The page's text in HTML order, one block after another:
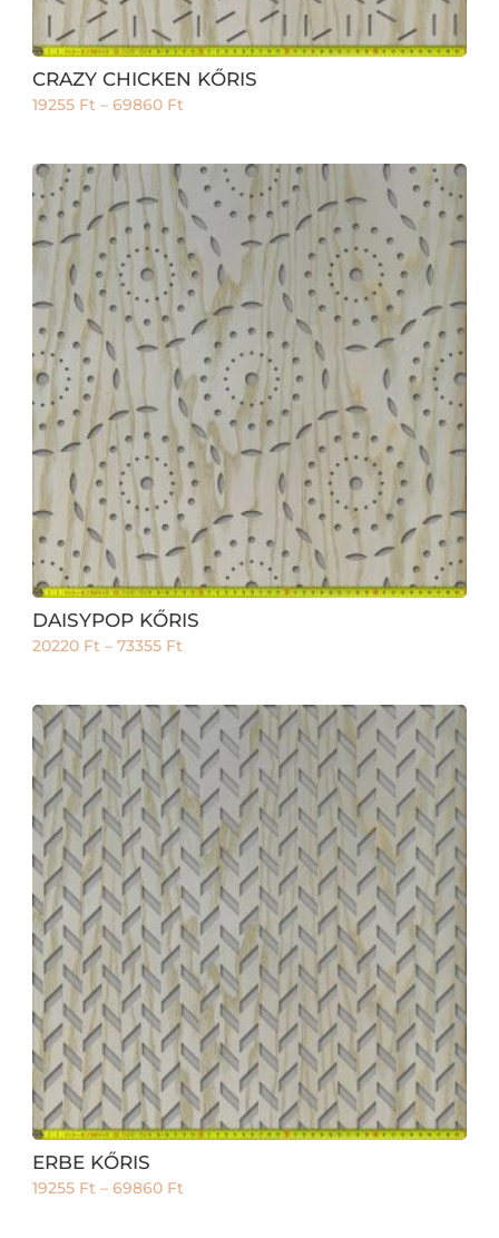
CRAZY CHICKEN KŐRIS
19255 Ft – 69860 Ft
DAISYPOP KŐRIS
20220 Ft – 73355 Ft
ERBE KŐRIS
19255 Ft – 69860 Ft